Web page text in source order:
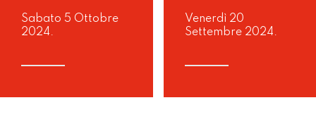
Sabato 5 Ottobre
2024.
Venerdì 20
Settembre 2024.